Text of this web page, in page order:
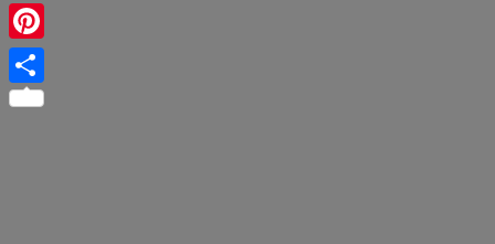
WhatsApp
Pinterest
Share